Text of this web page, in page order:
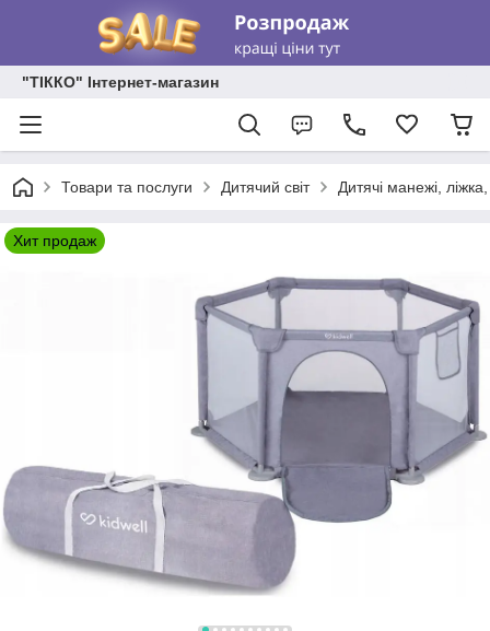
"ТІККО" Інтернет-магазин
Товари та послуги Дитячий світ Дитячі манежі,
Хит продаж